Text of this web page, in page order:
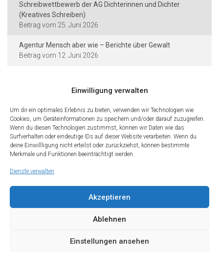
Einwilligung verwalten
Um dir ein optimales Erlebnis zu bieten, verwenden wir Technologien wie
Cookies, um Geräteinformationen zu speichern und/oder darauf zuzugreifen.
Wenn du diesen Technologien zustimmst, können wir Daten wie das
Surfverhalten oder eindeutige IDs auf dieser Website verarbeiten. Wenn du
deine Einwillligung nicht erteilst oder zurückziehst, können bestimmte
Merkmale und Funktionen beeinträchtigt werden.
Dienste verwalten
Akzeptieren
Ablehnen
Einstellungen ansehen
Schreibwettbewerb der AG Dichterinnen und Dichter
(Kreatives Schreiben)
25. Juni 2026
Agentur Mensch aber wie – Berichte über Gewalt
12. Juni 2026
Kontakt und Rechtliches
Städtische Dieter-Forte-Gesamtschule
Heidelberger Straße 75 · 40229 Düsseldorf
Tel.: 0211 · 89 99 611
Fax: 0211 · 89 99 612
Kontakt Impressum
Teilen Sie diese Seite mit Freunden
Wir freuen uns, wenn Sie diese Seite Ihren Freunden und Kontakten